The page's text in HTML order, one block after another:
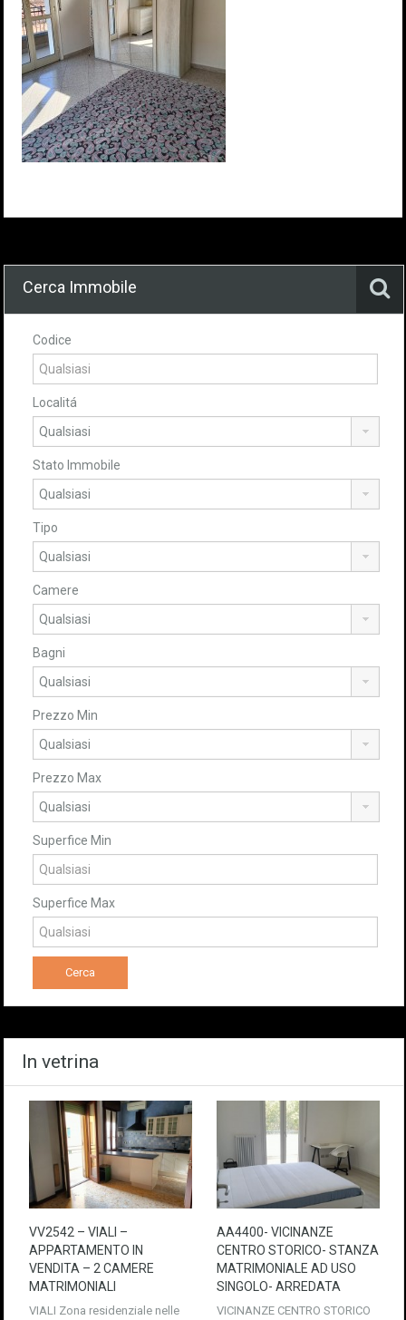
Cerca Immobile
Codice
Localitá
Stato Immobile
Tipo
Camere
Bagni
Prezzo Min
Prezzo Max
Superfice Min
Superfice Max
In vetrina
VV2542 – VIALI –
APPARTAMENTO IN
VENDITA – 2 CAMERE
MATRIMONIALI
VIALI Zona residenziale nelle
AA4400- VICINANZE
CENTRO STORICO- STANZA
MATRIMONIALE AD USO
SINGOLO- ARREDATA
VICINANZE CENTRO STORICO